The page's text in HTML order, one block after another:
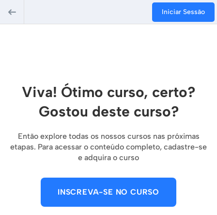
Iniciar Sessão
Viva! Ótimo curso, certo?
Gostou deste curso?
Então explore todas os nossos cursos nas próximas
etapas. Para acessar o conteúdo completo, cadastre-se
e adquira o curso
INSCREVA-SE NO CURSO